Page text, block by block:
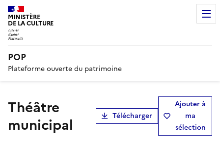
MINISTÈRE
DE LA CULTURE
POP
Plateforme ouverte du patrimoine
théâtre
municipal
Télécharger
Ajouter à
ma
sélection